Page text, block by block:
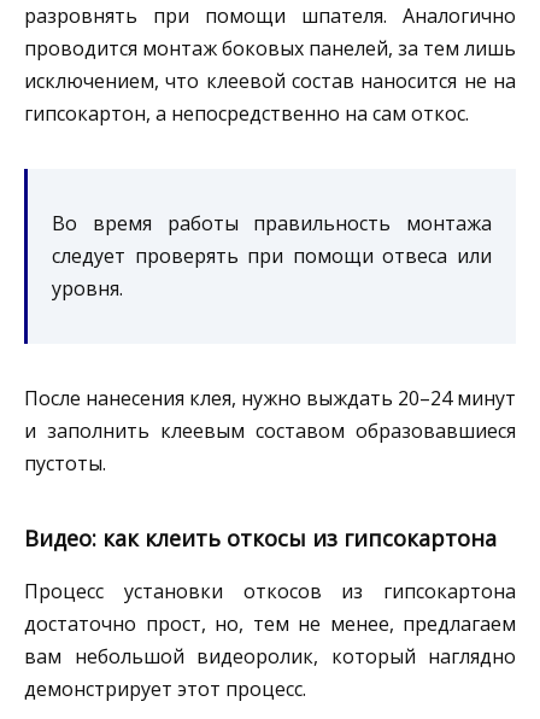
разровнять при помощи шпателя. Аналогично
проводится монтаж боковых панелей, за тем лишь
исключением, что клеевой состав наносится не на
гипсокартон, а непосредственно на сам откос.
Во время работы правильность монтажа
следует проверять при помощи отвеса или
уровня.
После нанесения клея, нужно выждать 20–24 минут
и заполнить клеевым составом образовавшиеся
пустоты.
Видео: как клеить откосы из гипсокартона
Процесс установки откосов из гипсокартона
достаточно прост, но, тем не менее, предлагаем
вам небольшой видеоролик, который наглядно
демонстрирует этот процесс.